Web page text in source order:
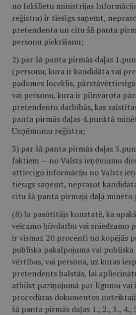
no Iekšlietu ministrijas
reģistra) ir tiesīgs saņemt,
pretendenta un citu šā panta
personu piekrišanu;
2) par šā panta pirmās daļas
(personu, kura ir kandidāta vai
padomes loceklis,
vai personu, kura ir pilnvarota
pretendentu darbībās, kas
panta pirmās daļas 4.punktā
Uzņēmumu reģistra;
3) par šā panta pirmās daļas
faktiem — no Valsts ieņēmumu
attiecīgo informāciju no Valsts
tiesīgs saņemt, neprasot
citu šā panta pirmajā daļā minēto
(8) Ja pasūtītājs konstatē, ka
veicamo būvdarbu vai sniedzamo
ir vismaz 20 procenti no kopējās
publiska pakalpojuma vai
vērtības, vai persona, uz kuras
pretendents balstās, lai
atbilst paziņojumā par līgumu vai
procedūras dokumentos
šā panta pirmās daļas 1., 2., 3., 4.,